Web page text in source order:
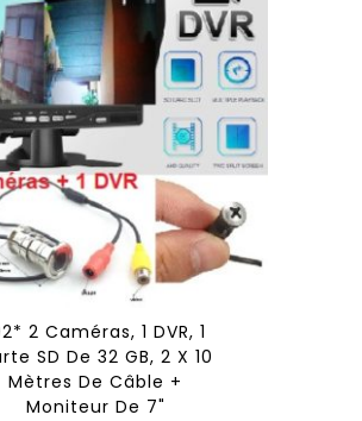
2 Caméras, 1 DVR, 1
SD De 32 GB, 2 X 10
Mètres De Câble +
Moniteur De 7"